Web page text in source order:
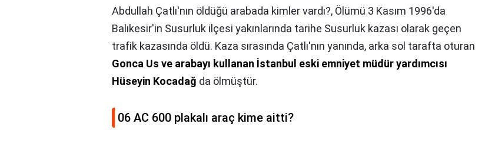
Abdullah Çatlı'nın öldüğü arabada kimler vardı?, Ölümü 3 Kasım 1996'da
Balıkesir'in Susurluk ilçesi yakınlarında tarihe Susurluk kazası olarak geçen
trafik kazasında öldü. Kaza sırasında Çatlı'nın yanında, arka sol tarafta oturan
Gonca Us ve arabayı kullanan İstanbul eski emniyet müdür yardımcısı
Hüseyin Kocadağ da ölmüştür.
06 AC 600 plakalı araç kime aitti?